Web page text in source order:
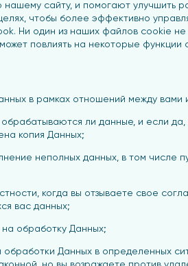
сайту, и помогают улучшить
чтобы более эффективно
Ни один из наших файлов cookie
повлиять на некоторые функции
в рамках отношений между вами
ли данные, и если
копия Данных;
неполных данных, в том числе
когда вы отзываете свое
вас данных;
обработку Данных;
Данных в определенных